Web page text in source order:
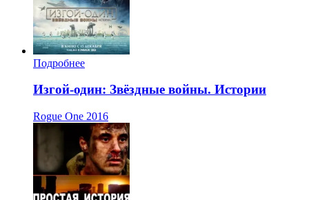
Подробнее
Изгой-один: Звёздные войны. Истории
Rogue One 2016